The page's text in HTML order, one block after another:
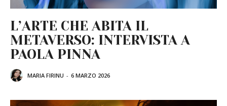
L’ARTE CHE ABITA IL
METAVERSO: INTERVISTA A
PAOLA PINNA
MARIA FIRINU - 6 MARZO 2026